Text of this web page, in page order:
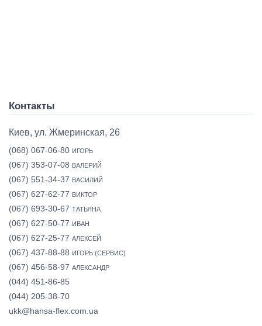
Контакты
Киев, ул. Жмеринская, 26
(068) 067-06-80 ИГОРЬ
(067) 353-07-08 ВАЛЕРИЙ
(067) 551-34-37 ВАСИЛИЙ
(067) 627-62-77 ВИКТОР
(067) 693-30-67 ТАТЬЯНА
(067) 627-50-77 ИВАН
(067) 627-25-77 АЛЕКСЕЙ
(067) 437-88-88 ИГОРЬ (СЕРВИС)
(067) 456-58-97 АЛЕКСАНДР
(044) 451-86-85
(044) 205-38-70
ukk@hansa-flex.com.ua